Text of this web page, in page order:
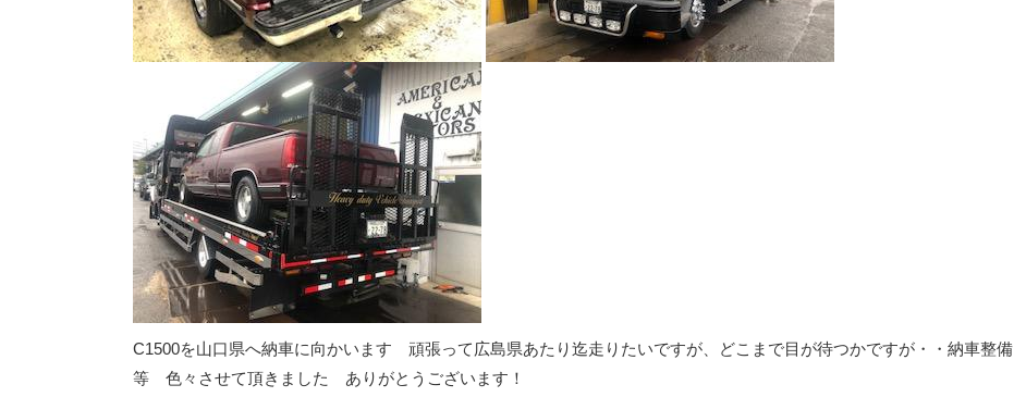
C1500を山口県へ納車に向かいます 頑張って広島県あたり迄走りたいですが、どこまで目が待つかですが・・納車整備
等 色々させて頂きました ありがとうございます！